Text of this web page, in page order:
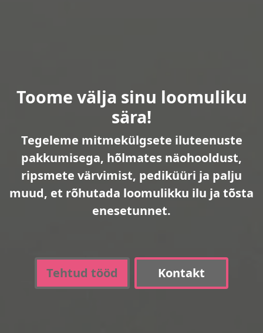
Toome välja sinu loomuliku
sära!
Tegeleme mitmekülgsete iluteenuste
pakkumisega, hõlmates näohooldust,
ripsmete värvimist, pediküüri ja palju
muud, et rõhutada loomulikku ilu ja tõsta
enesetunnet.
Tehtud tööd Kontakt